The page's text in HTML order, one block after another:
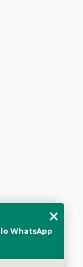
WhatsApp